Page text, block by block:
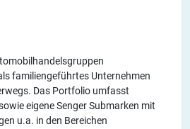
familiengeführtes Unternehmen
Das Portfolio umfasst
eigene Senger Submarken mit
u.a. in den Bereichen